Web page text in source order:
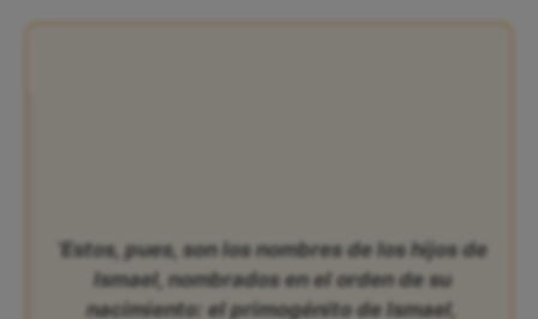
‘Estos, pues, son los nombres de los hijos de
Ismael, nombrados en el orden de su
nacimiento: el primogénito de Ismael,